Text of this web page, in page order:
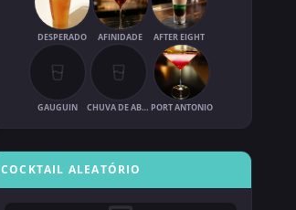
DESPERADO AFINIDADE AFTER EIGHT
GAUGUIN CHUVA DE ABRIL PORT ANTONIO
COCKTAIL ALEATÓRIO